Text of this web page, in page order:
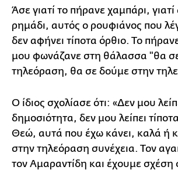
Άσε γιατί το πήρανε χαμπάρι,
ρημάδι, αυτός ο ρουφιάνος που
δεν αφήνει τίποτα όρθιο. Το
μου φωνάζανε στη θάλασσα "θα
τηλεόραση, θα σε δούμε στην
Ο ίδιος σχολίασε ότι: «Δεν μου
δημοσιότητα, δεν μου λείπει
Θεώ, αυτά που έχω κάνει, καλά ή
στην τηλεόραση συνέχεια. Τον
τον Αμαραντίδη και έχουμε σχέση